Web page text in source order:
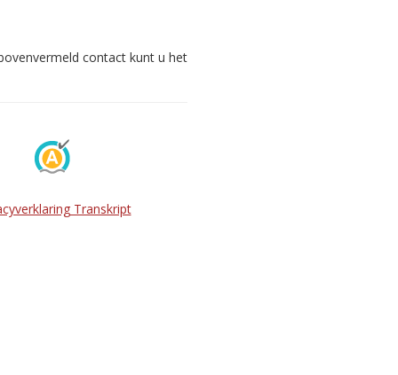
contact kunt u het
Transkript